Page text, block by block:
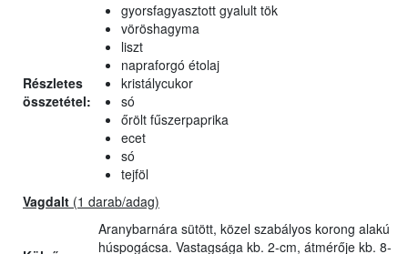
Részletes
összetétel:
gyorsfagyasztott gyalult tök
vöröshagyma
liszt
napraforgó étolaj
kristálycukor
só
őrölt fűszerpaprika
ecet
só
tejföl
Vagdalt (1 darab/adag)
Aranybarnára sütött, közel szabályos korong alakú
húspogácsa. Vastagsága kb. 2-cm, átmérője kb. 8-